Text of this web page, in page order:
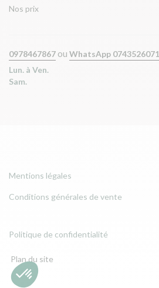
Nos prix
0978467867 ou WhatsApp 0743526071
Lun. à Ven.
Sam.
Mentions légales
Conditions générales de vente
Politique de confidentialité
Plan du site